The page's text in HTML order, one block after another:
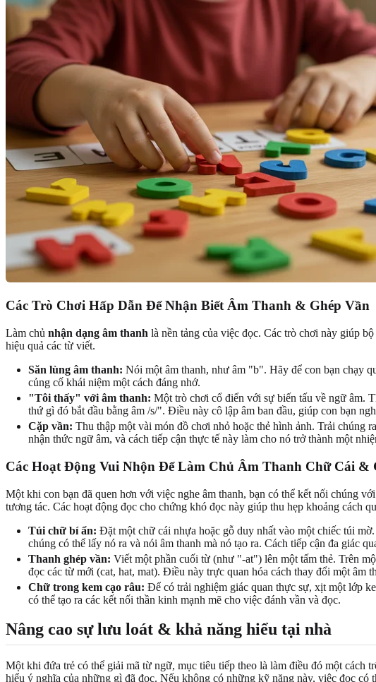
Các Trò Chơi Hấp Dẫn Để Nhận Biết Âm Thanh & Ghép Vần
Làm chủ nhận dạng âm thanh là nền tảng của việc đọc. Các trò chơi này giúp
hiệu quả các từ viết.
Săn lùng âm thanh: Nói một âm thanh, như âm "b". Hãy để con bạn chạy
củng cố khái niệm một cách đáng nhớ.
"Tôi thấy" với âm thanh: Một trò chơi cổ điển với sự biến tấu về ngữ âm.
thứ gì đó bắt đầu bằng âm /s/". Điều này cô lập âm ban đầu, giúp con bạn
Cặp vần: Thu thập một vài món đồ chơi nhỏ hoặc thẻ hình ảnh. Trải chúng
nhận thức ngữ âm, và cách tiếp cận thực tế này làm cho nó trở thành một
Các Hoạt Động Vui Nhộn Để Làm Chủ Âm Thanh Chữ Cái &
Một khi con bạn đã quen hơn với việc nghe âm thanh, bạn có thể kết nối chúng
tương tác. Các hoạt động đọc cho chứng khó đọc này giúp thu hẹp khoảng cách
Túi chữ bí ẩn: Đặt một chữ cái nhựa hoặc gỗ duy nhất vào một chiếc túi
chúng có thể lấy nó ra và nói âm thanh mà nó tạo ra. Cách tiếp cận đa giác
Thanh ghép vần: Viết một phần cuối từ (như "-at") lên một tấm thẻ. Trên
đọc các từ mới (cat, hat, mat). Điều này trực quan hóa cách thay đổi một âm
Chữ trong kem cạo râu: Để có trải nghiệm giác quan thực sự, xịt một lớp
có thể tạo ra các kết nối thần kinh mạnh mẽ cho việc đánh vần và đọc.
Nâng cao sự lưu loát & khả năng hiểu tại nhà
Một khi đứa trẻ có thể giải mã từ ngữ, mục tiêu tiếp theo là làm điều đó một cách
hiểu ý nghĩa của những gì đã đọc. Nếu không có những kỹ năng này, việc đọc